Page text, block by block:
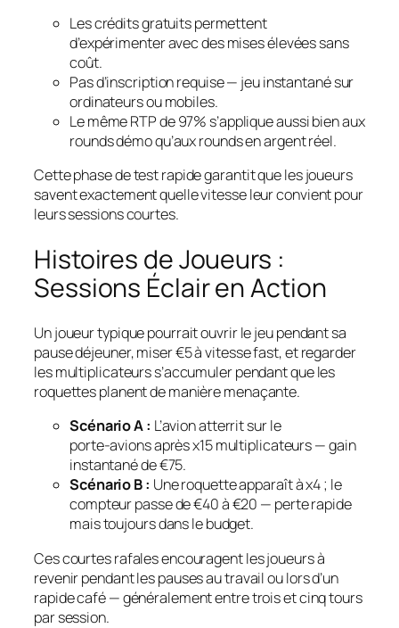
Les crédits gratuits permettent
d’expérimenter avec des mises élevées sans
coût.
Pas d’inscription requise — jeu instantané sur
ordinateurs ou mobiles.
Le même RTP de 97% s’applique aussi bien aux
rounds démo qu’aux rounds en argent réel.
Cette phase de test rapide garantit que les joueurs
savent exactement quelle vitesse leur convient pour
leurs sessions courtes.
Histoires de Joueurs :
Sessions Éclair en Action
Un joueur typique pourrait ouvrir le jeu pendant sa
pause déjeuner, miser €5 à vitesse fast, et regarder
les multiplicateurs s’accumuler pendant que les
roquettes planent de manière menaçante.
Scénario A : L’avion atterrit sur le
porte‑avions après x15 multiplicateurs — gain
instantané de €75.
Scénario B : Une roquette apparaît à x4 ; le
compteur passe de €40 à €20 — perte rapide
mais toujours dans le budget.
Ces courtes rafales encouragent les joueurs à
revenir pendant les pauses au travail ou lors d’un
rapide café — généralement entre trois et cinq tours
par session.